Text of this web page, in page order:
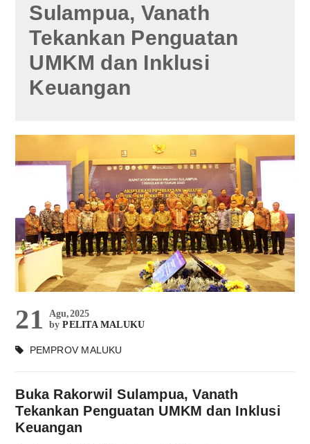
Sulampua, Vanath
Tekankan Penguatan
UMKM dan Inklusi
Keuangan
21
Agu,2025
byPELITA MALUKU
PEMPROV MALUKU
Buka Rakorwil Sulampua, Vanath
Tekankan Penguatan UMKM dan Inklusi
Keuangan